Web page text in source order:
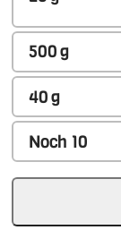
500g
40g
Noch 10